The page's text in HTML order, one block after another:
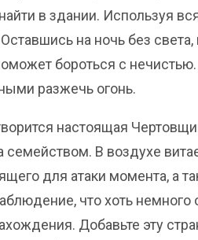
в здании. Используя
Оставшись на ночь без
бороться с
разжечь огонь.
настоящая
семейством. В воздухе
для атаки момента, а
что хоть
Добавьте эту